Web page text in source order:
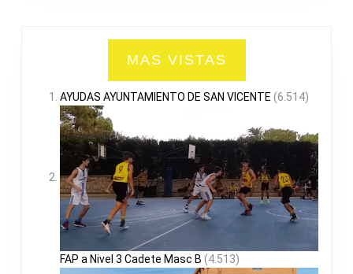
MAS VISTAS
AYUDAS AYUNTAMIENTO DE SAN VICENTE (6.514)
FAP a Nivel 3 Cadete Masc B (4.513)